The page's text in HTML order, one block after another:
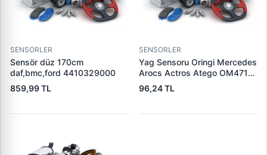
SENSORLER
Sensör düz 170cm
daf,bmc,ford 4410329000
859,99 TL
SENSORLER
Yag Sensoru Oringi Mercedes
Arocs Actros Atego OM471
470, 936 | ELRING 003.030 |
OEM 0229978645
96,24 TL